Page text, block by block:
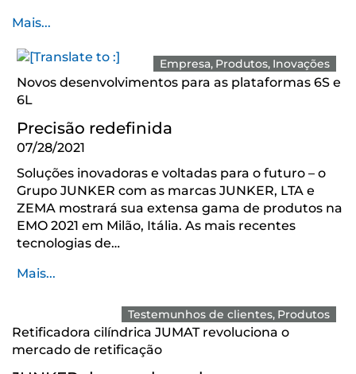
Mais...
Empresa Produtos Inovações
Novos desenvolvimentos para as plataformas 6S e
6L
Precisão redefinida
07/28/2021
Soluções inovadoras e voltadas para o futuro – o
Grupo JUNKER com as marcas JUNKER, LTA e
ZEMA mostrará sua extensa gama de produtos na
EMO 2021 em Milão, Itália. As mais recentes
tecnologias de…
Mais...
Testemunhos de clientes Produtos
Retificadora cilíndrica JUMAT revoluciona o
mercado de retificação